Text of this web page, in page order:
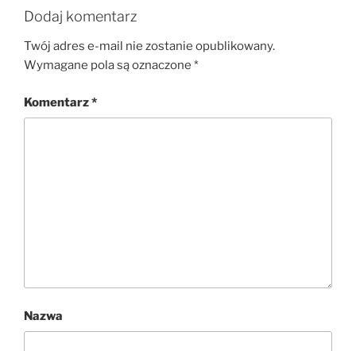
Dodaj komentarz
Twój adres e-mail nie zostanie opublikowany.
Wymagane pola są oznaczone *
Komentarz*
Nazwa